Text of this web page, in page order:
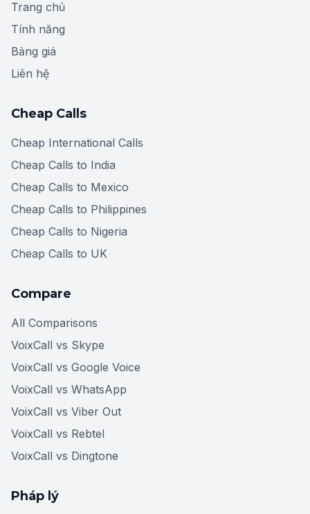
Trang chủ
Tính năng
Bảng giá
Liên hệ
Cheap Calls
Cheap International Calls
Cheap Calls to India
Cheap Calls to Mexico
Cheap Calls to Philippines
Cheap Calls to Nigeria
Cheap Calls to UK
Compare
All Comparisons
VoixCall vs Skype
VoixCall vs Google Voice
VoixCall vs WhatsApp
VoixCall vs Viber Out
VoixCall vs Rebtel
VoixCall vs Dingtone
Pháp lý